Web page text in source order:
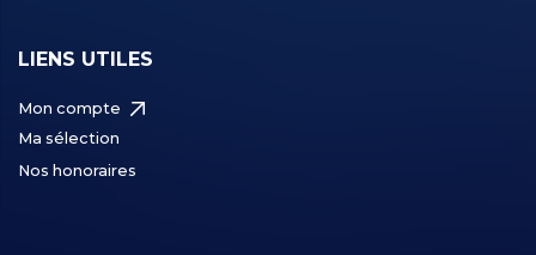
LIENS UTILES
Mon compte
Ma sélection
Nos honoraires